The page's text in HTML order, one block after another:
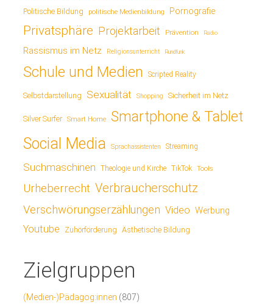
Politische Bildung politische Medienbildung Pornografie
Privatsphäre Projektarbeit Prävention Radio
Rassismus im Netz Religionsunterricht Rundfunk
Schule und Medien Scripted Reality
Selbstdarstellung Sexualität Shopping Sicherheit im Netz
Silver Surfer Smart Home Smartphone & Tablet
Social Media Sprachassistenten Streaming
Suchmaschinen Theologie und Kirche TikTok Tools
Urheberrecht Verbraucherschutz
Verschwörungserzählungen Video Werbung
Youtube Zuhörförderung Ästhetische Bildung
Zielgruppen
(Medien-)Pädagog:innen (807)